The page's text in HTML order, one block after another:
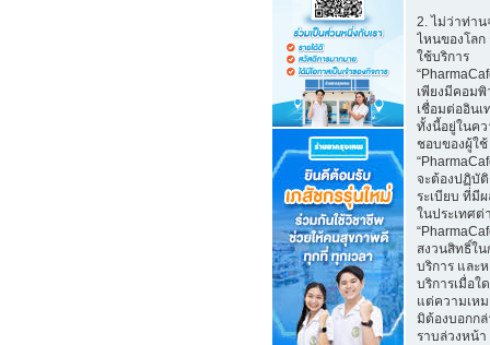
2. ไม่ว่าท่า
ไหนของโลก
ใช้บริการ
เพียงมีคอมพิ
เชื่อมต่ออินเ
ทั้งนี้อยู่ในค
ชอบของผู้ใช้
จะต้องปฏิบั
ระเบียบ ที่มี
ในประเทศต่
สงวนสิทธิ์ใน
บริการ และ
บริการเมื่อใ
แต่ความเห
มิต้องบอกก
ราบล่วงหน้า